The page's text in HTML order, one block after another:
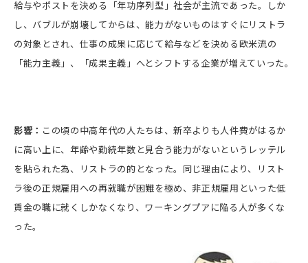
給与やポストを決める「年功序列型」社会が主流であった。しか
し、バブルが崩壊してからは、能力がないものはすぐにリストラ
の対象とされ、仕事の成果に応じて給与などを決める欧米流の
「能力主義」、「成果主義」へとシフトする企業が増えていった。
影響： この頃の中高年代の人たちは、新卒よりも人件費がはるか
に高い上に、年齢や勤続年数と見合う能力がないというレッテル
を貼られた為、リストラの的となった。同じ理由により、リスト
ラ後の正規雇用への再就職が困難を極め、非正規雇用といった低
賃金の職に就くしかなくなり、ワーキングプアに陥る人が多くな
った。